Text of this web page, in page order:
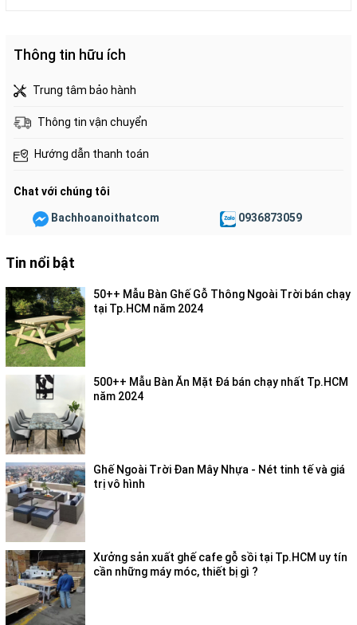
Thông tin hữu ích
Trung tâm bảo hành
Thông tin vận chuyển
Hướng dẫn thanh toán
Chat với chúng tôi
Bachhoanoithatcom 0936873059
Tin nổi bật
50++ Mẫu Bàn Ghế Gỗ Thông Ngoài Trời bán chạy
tại Tp.HCM năm 2024
500++ Mẫu Bàn Ăn Mặt Đá bán chạy nhất Tp.HCM
năm 2024
Ghế Ngoài Trời Đan Mây Nhựa - Nét tinh tế và giá
trị vô hình
Xưởng sản xuất ghế cafe gỗ sồi tại Tp.HCM uy tín
cần những máy móc, thiết bị gì ?